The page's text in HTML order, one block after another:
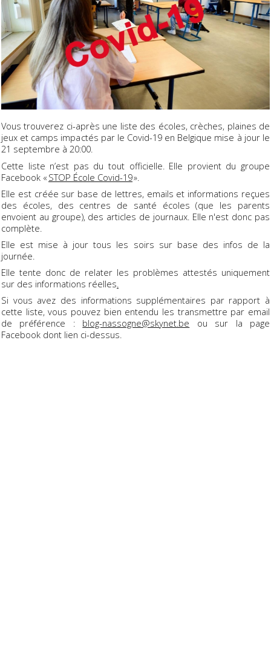
Vous trouverez ci-après une liste des écoles, crèches, plaines de
jeux et camps impactés par le Covid-19 en Belgique mise à jour le
21 septembre à 20:00.
Cette liste n’est pas du tout officielle. Elle provient du groupe
Facebook « STOP École Covid-19».
Elle est créée sur base de lettres, emails et informations reçues
des écoles, des centres de santé écoles (que les parents
envoient au groupe), des articles de journaux. Elle n'est donc pas
complète.
Elle est mise à jour tous les soirs sur base des infos de la
journée.
Elle tente donc de relater les problèmes attestés uniquement
sur des informations réelles
Si vous avez des informations supplémentaires par rapport à
cette liste, vous pouvez bien entendu les transmettre par email
de préférence : blog-nassogne@skynet.be ou sur la page
Facebook dont lien ci-dessus.